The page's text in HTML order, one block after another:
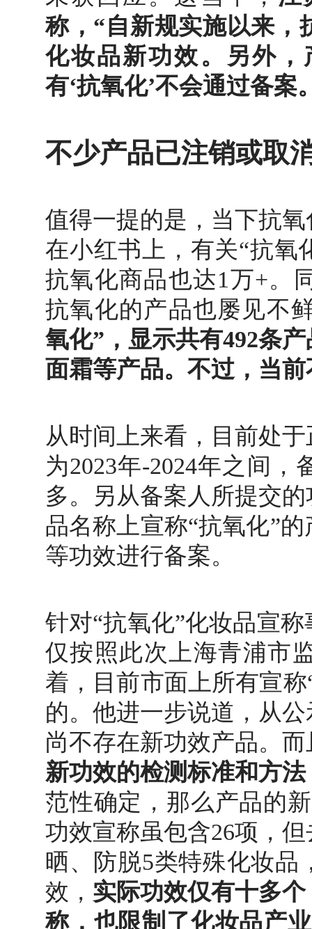
称，“自新规实施以来，
化妆品新功效。另外
有‘抗氧化’不会通过备案
不少产品已注销或取
值得一提的是，当下抗
在小红书上，有关“抗氧
抗氧化商品也达1万+。
抗氧化的产品也屡见不
氧化”，显示共有492条
面霜等产品。不过，当
从时间上来看，目前处
为2023年-2024年之间
多。另从备案人所提交
品名称上宣称“抗氧化”
等功效进行备案。
针对“抗氧化”化妆品宣
仅按照此次上海青浦市
着，目前市面上所有宣
的。 他进一步说道，从
尚不存在新功效产品。而
新功效的检测标准和方法
范性确定，那么产品的
功效宣称虽包含26项，但
晒、防脱5类特殊化妆品
效， 实际功效仅有十多
称，也限制了化妆品产